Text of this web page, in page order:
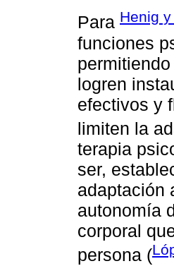
Para Henig
funciones
logren
efectivos y
limiten la
terapia
ser,
adaptación
autonomía
corporal
persona (